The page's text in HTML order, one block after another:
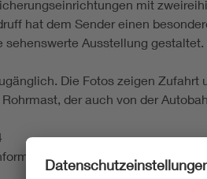
mit
hat dem Sender einen
Ausstellung gestaltet.
Die Fotos zeigen Zufahrt
der auch von der
und